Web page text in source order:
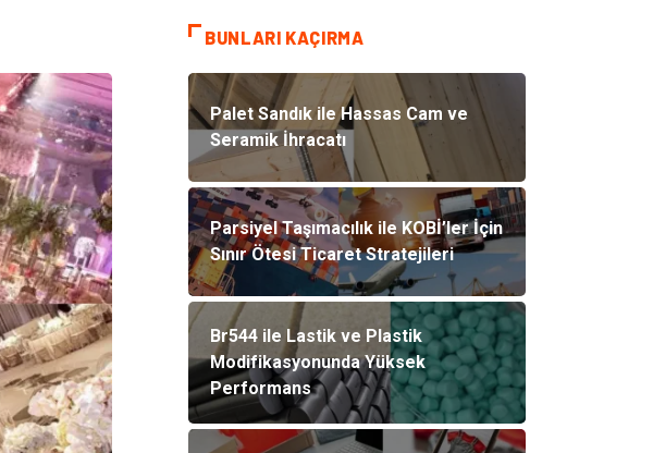
BUNLARI KAÇIRMA
Palet Sandık ile Hassas Cam ve
Seramik İhracatı
Parsiyel Taşımacılık ile KOBİ’ler İçin
Sınır Ötesi Ticaret Stratejileri
Br544 ile Lastik ve Plastik
Modifikasyonunda Yüksek
Performans